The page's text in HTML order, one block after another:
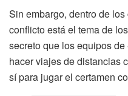
Sin embargo, dentro de
conflicto está el tema de
secreto que los equipos
hacer viajes de distancias
sí para jugar el certamen